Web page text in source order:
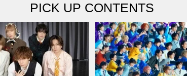
決意を伝えていた。酒井は「4月1日
というグループになります」と小ボ
からツッコミが。新メンバーを3人を
方針を明かしていた。男性であれば年
えば中学生、高校生でも」と呼びか
PICK UP CONTENTS